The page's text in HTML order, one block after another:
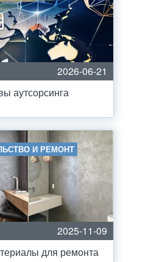
2026-06-21
аутсорсинга
И РЕМОНТ
2025-11-09
для ремонта